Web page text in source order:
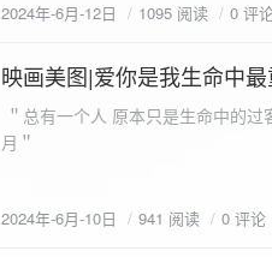
数可以改为 basename("img/
= array( "img/1.jpg", "img/2.jpg", ); $filename = "down/img.zip"; // 压缩包存放路径与名称 $zip = new
ZipArchive(); $zip->open($filename,ZipArchive::CREATE); //
$file){ $zip->addFile($file,basename($file)); //向压缩包中添加文件 } $zip->close(); //关闭压缩包 打包某
个文件夹（包含子文件夹）: <?php
为'.'和‘..’，不要对他们进行操作 if (is_dir($path . "/" . $filename)) { // 如果读取的某个对象是文件夹，则递
2024年-6月-12日 1095 阅读 0 评
2024-6-10
映画美图|爱你是我生命中
＂总有一个人 原本只是生命中的
月＂
2024年-6月-10日 941 阅读 0 评论